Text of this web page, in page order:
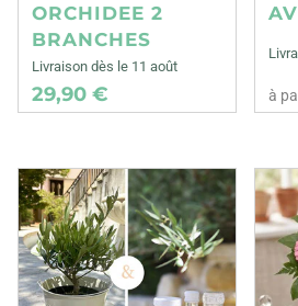
ORCHIDEE 2
BRANCHES
Livraison dès le 11 août
29,90 € à